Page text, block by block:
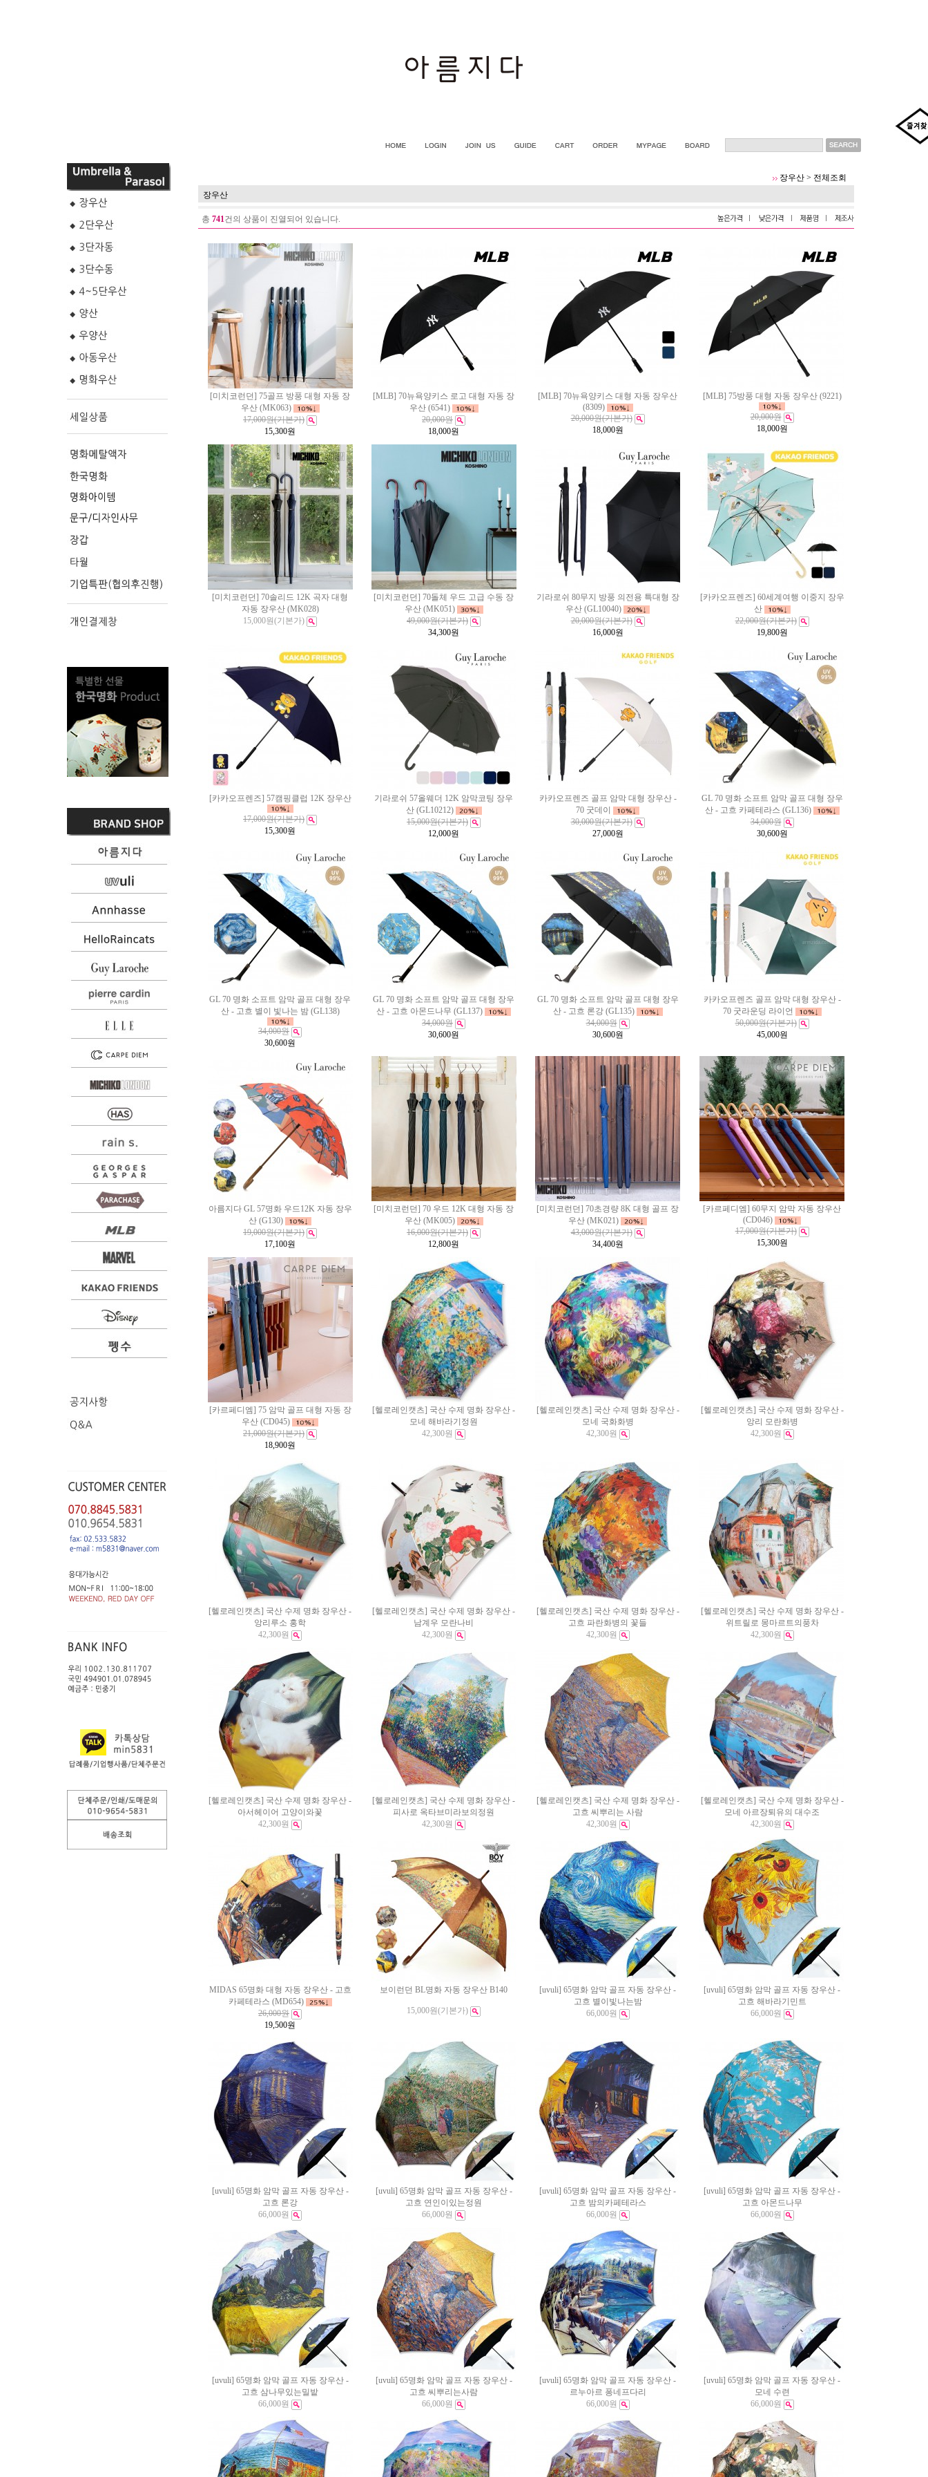
장우산 > 전체조회
장우산
총 741건의 상품이 진열되어 있습니다.
[미치코런던] 75골프 방풍 대형 자동 장
우산 (MK063)
17,000원(기본가)
15,300원
[MLB] 70뉴욕양키스 로고 대형 자동 장
우산 (6541)
20,000원
18,000원
[MLB] 70뉴욕양키스 대형 자동 장우산
(8309)
20,000원(기본가)
18,000원
[MLB] 75방풍 대형 자동 장우산 (9221)
20,000원
18,000원
[미치코런던] 70솔리드 12K 곡자 대형
자동 장우산 (MK028)
15,000원(기본가)
[미치코런던] 70돌체 우드 고급 수동 장
우산 (MK051)
49,000원(기본가)
34,300원
기라로쉬 80무지 방풍 의전용 특대형 장
우산 (GL10040)
20,000원(기본가)
16,000원
[카카오프렌즈] 60세계여행 이중지 장우
산
22,000원(기본가)
19,800원
[카카오프렌즈] 57캠핑클럽 12K 장우산
17,000원(기본가)
15,300원
기라로쉬 57올웨더 12K 암막코팅 장우
산 (GL10212)
15,000원(기본가)
12,000원
카카오프렌즈 골프 암막 대형 장우산 -
70 굿데이
30,000원(기본가)
27,000원
GL 70 명화 소프트 암막 골프 대형 장우
산 - 고흐 카페테라스 (GL136)
34,000원
30,600원
GL 70 명화 소프트 암막 골프 대형 장우
산 - 고흐 별이 빛나는 밤 (GL138)
34,000원
30,600원
GL 70 명화 소프트 암막 골프 대형 장우
산 - 고흐 아몬드나무 (GL137)
34,000원
30,600원
GL 70 명화 소프트 암막 골프 대형 장우
산 - 고흐 론강 (GL135)
34,000원
30,600원
카카오프렌즈 골프 암막 대형 장우산 -
70 굿라운딩 라이언
50,000원(기본가)
45,000원
아름지다 GL 57명화 우드12K 자동 장우
산 (G130)
19,000원(기본가)
17,100원
[미치코런던] 70 우드 12K 대형 자동 장
우산 (MK005)
16,000원(기본가)
12,800원
[미치코런던] 70초경량 8K 대형 골프 장
우산 (MK021)
43,000원(기본가)
34,400원
[카르페디엠] 60무지 암막 자동 장우산
(CD046)
17,000원(기본가)
15,300원
[카르페디엠] 75 암막 골프 대형 자동 장
우산 (CD045)
21,000원(기본가)
18,900원
[헬로레인캣츠] 국산 수제 명화 장우산 -
모네 해바라기정원
42,300원
[헬로레인캣츠] 국산 수제 명화 장우산 -
모네 국화화병
42,300원
[헬로레인캣츠] 국산 수제 명화 장우산 -
앙리 모란화병
42,300원
[헬로레인캣츠] 국산 수제 명화 장우산 -
앙리루소 홍학
42,300원
[헬로레인캣츠] 국산 수제 명화 장우산 -
남계우 모란나비
42,300원
[헬로레인캣츠] 국산 수제 명화 장우산 -
고흐 파란화병의 꽃들
42,300원
[헬로레인캣츠] 국산 수제 명화 장우산 -
위트릴로 몽마르트의풍차
42,300원
[헬로레인캣츠] 국산 수제 명화 장우산 -
아서헤이어 고양이와꽃
42,300원
[헬로레인캣츠] 국산 수제 명화 장우산 -
피사로 옥타브미라보의정원
42,300원
[헬로레인캣츠] 국산 수제 명화 장우산 -
고흐 씨뿌리는 사람
42,300원
[헬로레인캣츠] 국산 수제 명화 장우산 -
모네 아르장퇴유의 대수조
42,300원
MIDAS 65명화 대형 자동 장우산 - 고흐
카페테라스 (MD654)
26,000원
19,500원
보이런던 BL명화 자동 장우산 B140
15,000원(기본가)
[uvuli] 65명화 암막 골프 자동 장우산 -
고흐 별이빛나는밤
66,000원
[uvuli] 65명화 암막 골프 자동 장우산 -
고흐 해바라기민트
66,000원
[uvuli] 65명화 암막 골프 자동 장우산 -
고흐 론강
66,000원
[uvuli] 65명화 암막 골프 자동 장우산 -
고흐 연인이있는정원
66,000원
[uvuli] 65명화 암막 골프 자동 장우산 -
고흐 밤의카페테라스
66,000원
[uvuli] 65명화 암막 골프 자동 장우산 -
고흐 아몬드나무
66,000원
[uvuli] 65명화 암막 골프 자동 장우산 -
고흐 삼나무있는밀밭
66,000원
[uvuli] 65명화 암막 골프 자동 장우산 -
고흐 씨뿌리는사람
66,000원
[uvuli] 65명화 암막 골프 자동 장우산 -
르누아르 퐁네프다리
66,000원
[uvuli] 65명화 암막 골프 자동 장우산 -
모네 수련
66,000원